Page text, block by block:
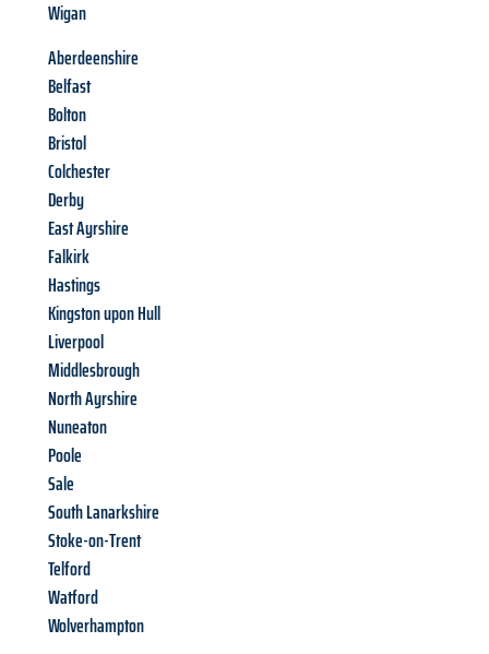
Wigan
Aberdeenshire
Belfast
Bolton
Bristol
Colchester
Derby
East Ayrshire
Falkirk
Hastings
Kingston upon Hull
Liverpool
Middlesbrough
North Ayrshire
Nuneaton
Poole
Sale
South Lanarkshire
Stoke-on-Trent
Telford
Watford
Wolverhampton